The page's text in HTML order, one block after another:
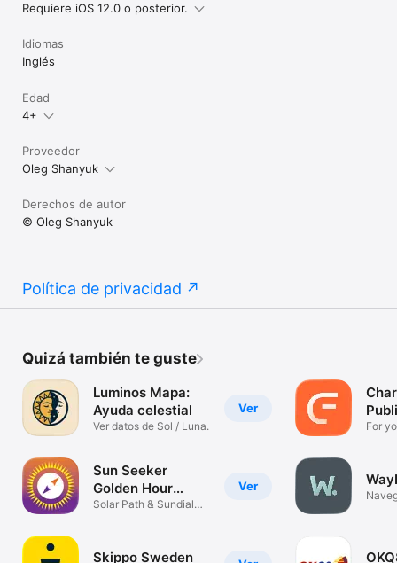
Requiere iOS 12.0 o posterior.
Idiomas
Inglés
Edad
4+
Proveedor
Oleg Shanyuk
Derechos de autor
© Oleg Shanyuk
Política de privacidad
Quizá también te guste
Ver
Luminos Mapa:
Ayuda celestial
Ver datos de Sol / Luna.
Ver
Sun Seeker
Golden Hour
Tracker
Solar Path & Sundial
Skippo Sweden
For